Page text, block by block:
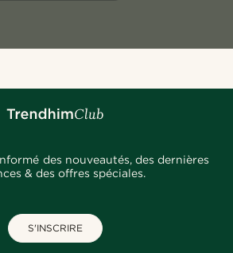
des nouveautés, des dernières
& des offres spéciales.
S'INSCRIRE